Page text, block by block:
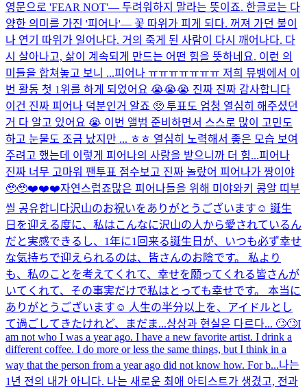
영문으로 'FEAR NOT'— 두려워하지 말라는 뜻이죠. 한글로는 다
양한 의미를 가진 '피어나'— 꽃 따위가 피게 되다. 꺼져 가던 불이
나 연기 따위가 일어나다. 거의 죽게 된 사람이 다시 깨어나다. 다
시 살아나고, 삶이 계속되게 만드는 어떤 힘을 뜻하네요. 이런 의
미들을 합쳐놓고 보니 ...피어나 ㅠㅠㅠㅠㅠㅠㅠ 저희 뮤뱅에서 이
번 활동 첫 1위를 하게 되었어요 😭😭😭 진짜 진짜 감사합니다
이건 진짜 피어나 덕분인거 알죠 🥺 투표도 엄청 열심히 해주셨던
거 다 알고 있어요 😭 이번 앨범 준비하면서 스스로 많이 고민도
하고 눈물도 조금 났지만 ... ㅎㅎ 열심히 노력해서 좋은 모습 보여
주려고 했는데 이렇게 피어나의 사랑을 받으니까 더 힘...피어나
진짜 너무 고마워 팬투표 점수보고 진짜 놀랐어 피어나가 짱이야
🥹🥹❤️❤️❤️자연스럽죠많은 피어나들을 위해 미야와키 콩알 띠부
씰 공유합니다沢山のお祝いをありがとうございます☺️ 誕生
日を迎える度に、私はこんなに沢山の人から愛されているん
だと実感できるし、1年に1回来る誕生日が、いつも必ず幸せ
な気持ちで迎えられるのは、皆さんのお陰です。 私より
も、私のことを考えてくれて、幸せを願ってくれる皆さんが
いてくれて、その事実だけで私はとっても幸せです。 本当に
ありがとうございます☺️ 人生の半分以上を、アイドルとし
て過ごしてきたけれど、まだま...상상과 현실은 다르다... 🙄🙄I
am not who I was a year ago. I have a new favorite artist. I drink a
different coffee. I do more or less the same things, but I think in a
way that the person from a year ago did not know how. For b...나는
1년 전의 내가 아니다. 나는 새로운 최애 아티스트가 생겼고, 전과